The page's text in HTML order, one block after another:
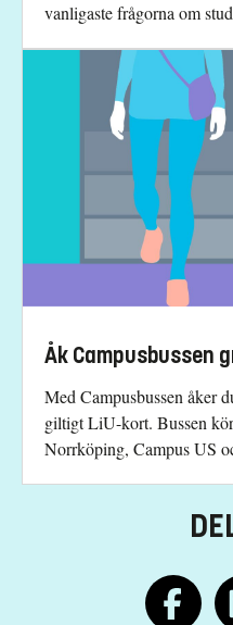
vanligaste frågorna om
Åk Campusbussen
Med Campusbussen åker
giltigt LiU-kort. Bussen
Norrköping, Campus US